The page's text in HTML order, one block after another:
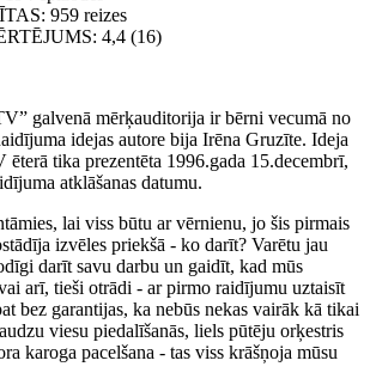
: 959 reizes
: 4,4 (16)
galvenā mērķauditorija ir bērni vecumā no
idejas autore bija Irēna Gruzīte. Ideja
tika prezentēta 1996.gada 15.decembrī,
atklāšanas datumu.
lai viss būtu ar vērnienu, jo šis pirmais
izvēles priekšā - ko darīt? Varētu jau
darīt savu darbu un gaidīt, kad mūs
arī, tieši otrādi - ar pirmo raidījumu uztaisīt
bez garantijas, ka nebūs nekas vairāk kā tikai
viesu piedalīšanās, liels pūtēju orķestris
karoga pacelšana - tas viss krāšņoja mūsu